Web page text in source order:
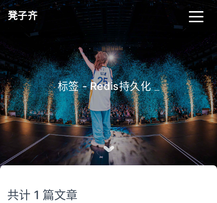
凳子齐
标签 - Redis持久化_
共计 1 篇文章